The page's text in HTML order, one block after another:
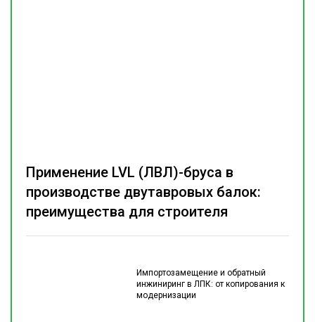
Импортозамещение и обратный
инжиниринг в ЛПК: от копирования к
модернизации
Применение LVL (ЛВЛ)-бруса в
производстве двутавровых балок:
преимущества для строителя